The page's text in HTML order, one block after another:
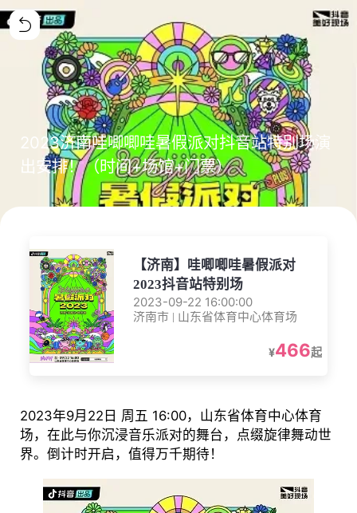
2023济南哇唧唧哇暑假派对抖音站特别场演
出安排！（时间+场馆+门票）
【济南】哇唧唧哇暑假派对
2023抖音站特别场
2023-09-22 16:00:00
济南市 | 山东省体育中心体育场
¥466起
2023年9月22日 周五 16:00，山东省体育中心体育
场，在此与你沉浸音乐派对的舞台，点缀旋律舞动世
界。倒计时开启，值得万千期待！